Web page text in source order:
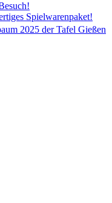
Spielwarenpaket!
2025 der Tafel Gießen